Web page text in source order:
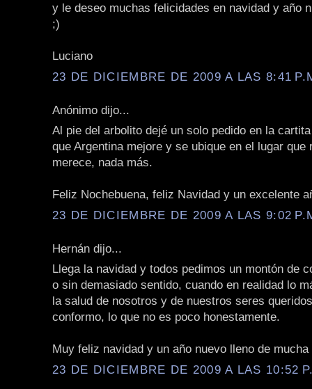
y le deseo muchas felicidades en navidad y año
;)
Luciano
23 DE DICIEMBRE DE 2009 A LAS 8:41
Anónimo dijo...
Al pie del arbolito dejé un solo pedido en la
que Argentina mejore y se ubique en el lugar que
merece, nada más.
Feliz Nochebuena, feliz Navidad y un excelente
23 DE DICIEMBRE DE 2009 A LAS 9:02
Hernán dijo...
Llega la navidad y todos pedimos un montón de
o sin demasiado sentido, cuando en realidad lo
la salud de nosotros y de nuestros seres
conformo, lo que no es poco honestamente.
Muy feliz navidad y un año nuevo lleno de mucha
23 DE DICIEMBRE DE 2009 A LAS 10:52